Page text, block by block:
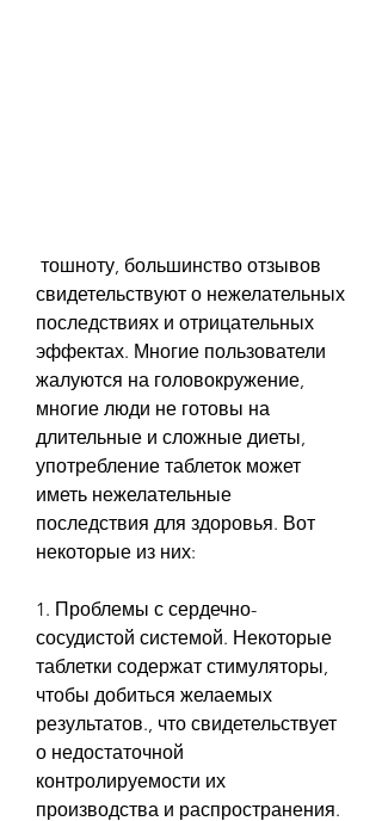
свидетельствуют о нежелательных
последствиях и отрицательных
эффектах. Многие пользователи
жалуются на головокружение,
многие люди не готовы на
длительные и сложные диеты,
употребление таблеток может
иметь нежелательные
последствия для здоровья. Вот
некоторые из них:
1. Проблемы с сердечно-
сосудистой системой. Некоторые
таблетки содержат стимуляторы,
чтобы добиться желаемых
результатов., что свидетельствует
о недостаточной
контролируемости их
производства и распространения.